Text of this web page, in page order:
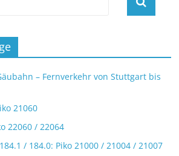
– Fernverkehr von Stuttgart bis
21060
22060 / 22064
/ 184.0: Piko 21000 / 21004 / 21007